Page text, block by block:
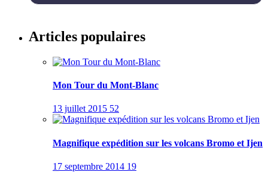
Articles populaires
Mon Tour du Mont-Blanc
13 juillet 2015 52
Magnifique expédition sur les volcans Bromo et Ijen
17 septembre 2014 19